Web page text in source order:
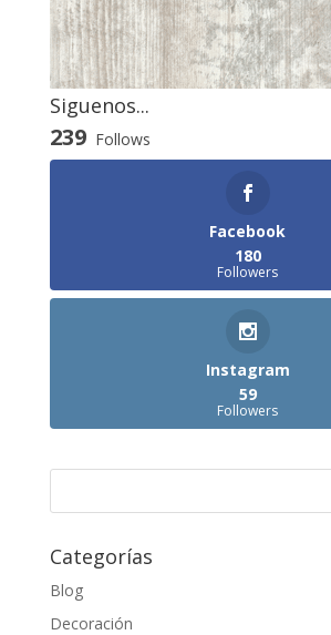
Siguenos...
239 Follows
Facebook
180
Followers
Instagram
59
Followers
Categorías
Blog
Decoración